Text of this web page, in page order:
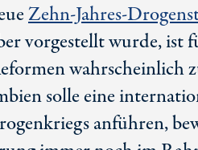
Zehn-Jahres-
vorgestellt wurde, ist
wahrscheinlich
solle eine
anführen,